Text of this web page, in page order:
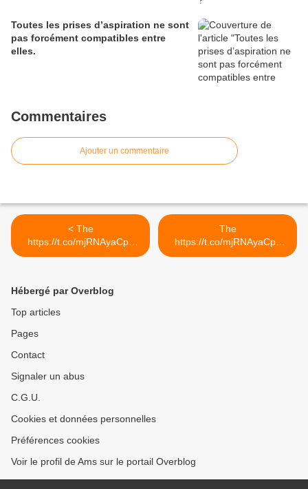
Toutes les prises d’aspiration ne sont
pas forcément compatibles entre
elles.
Commentaires
Ajouter un commentaire
< The
https://t.co/mjRNAyaCph
Daily est en ligne!...
The
https://t.co/mjRNAyaCph
Daily est en ligne!... >
Hébergé par Overblog
Top articles
Pages
Contact
Signaler un abus
C.G.U.
Cookies et données personnelles
Préférences cookies
Voir le profil de Ams sur le portail Overblog